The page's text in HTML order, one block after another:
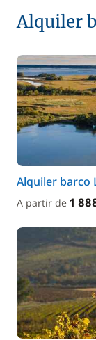
Alquiler
Alquiler barco
A partir de 1